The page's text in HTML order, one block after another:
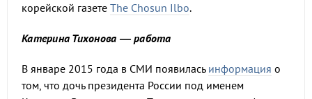
корейской газете The Chosun Ilbo.
Катерина Тихонова — работа
В январе 2015 года в СМИ появилась информация о
том, что дочь президента России под именем